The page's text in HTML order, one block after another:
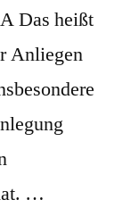
Das heißt
Anliegen
…